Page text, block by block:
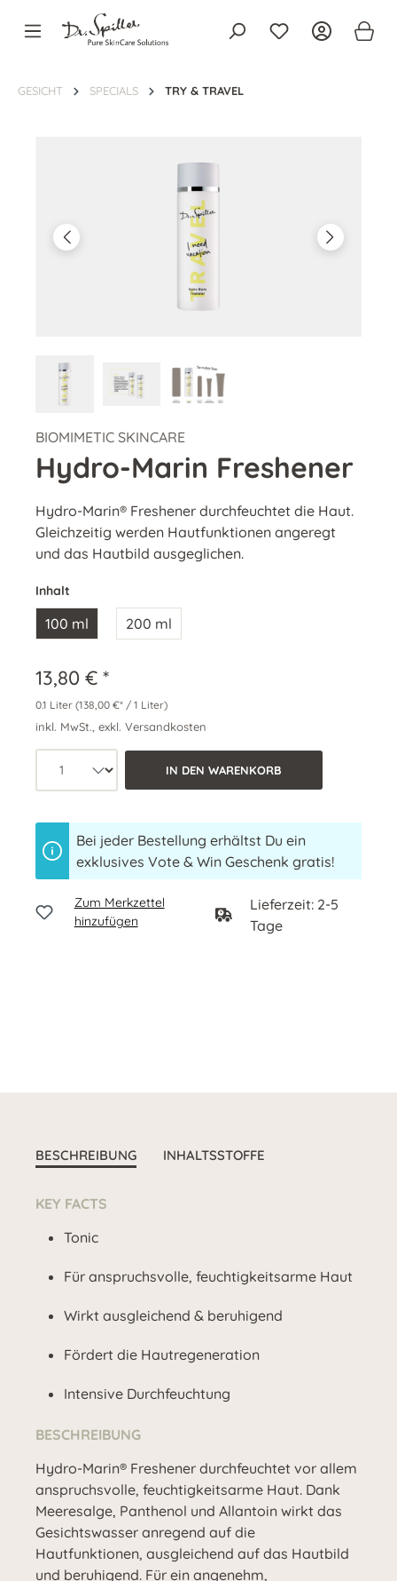
springen
GESICHT SPECIALS TRY & TRAVEL
BIOMIMETIC SKINCARE
Hydro-Marin Freshener
Hydro-Marin® Freshener durchfeuchtet die Haut.
Gleichzeitig werden Hautfunktionen angeregt
und das Hautbild ausgeglichen.
Inhalt
100 ml 200 ml
13,80 € *
0.1 Liter (138,00 €* / 1 Liter)
inkl. MwSt., exkl. Versandkosten
Produkt Anzahl: Wähle die
IN DEN WARENKORB
Bei jeder Bestellung erhältst Du ein
exklusives Vote & Win Geschenk gratis!
Zum Merkzettel
hinzufügen
Lieferzeit: 2-5
Tage
BESCHREIBUNG INHALTSSTOFFE
KEY FACTS
Tonic
Für anspruchsvolle, feuchtigkeitsarme Haut
Wirkt ausgleichend & beruhigend
Fördert die Hautregeneration
Intensive Durchfeuchtung
BESCHREIBUNG
Hydro-Marin® Freshener durchfeuchtet vor allem
anspruchsvolle, feuchtigkeitsarme Haut. Dank
Meeresalge, Panthenol und Allantoin wirkt das
Gesichtswasser anregend auf die
Hautfunktionen, ausgleichend auf das Hautbild
und beruhigend. Für ein angenehm,